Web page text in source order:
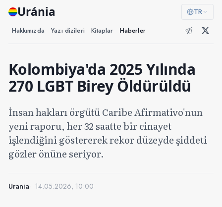
Uránia TR
Hakkımızda Yazı dizileri Kitaplar Haberler
Kolombiya'da 2025 Yılında
270 LGBT Birey Öldürüldü
İnsan hakları örgütü Caribe Afirmativo'nun
yeni raporu, her 32 saatte bir cinayet
işlendiğini göstererek rekor düzeyde şiddeti
gözler önüne seriyor.
Urania 14.05.2026, 10:00